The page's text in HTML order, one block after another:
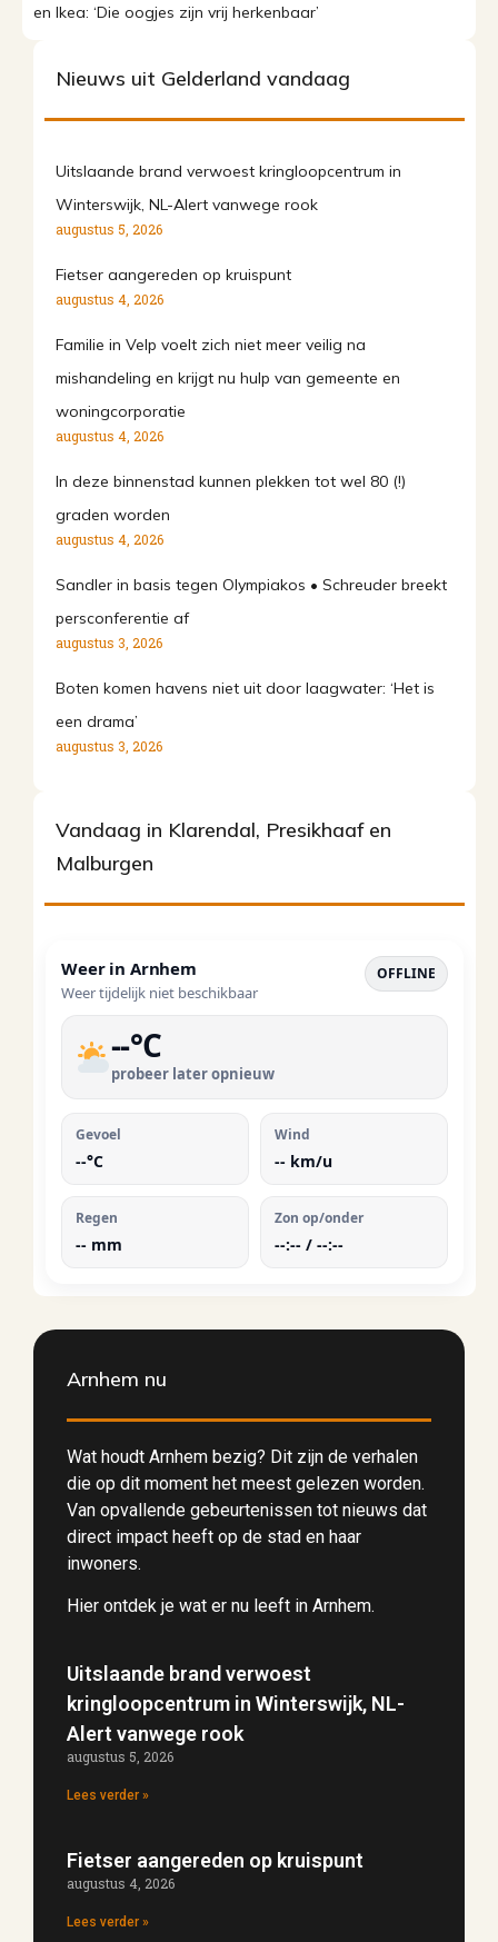
en Ikea: ‘Die oogjes zijn vrij herkenbaar’
Nieuws uit Gelderland vandaag
Uitslaande brand verwoest kringloopcentrum in
Winterswijk, NL-Alert vanwege rook
augustus 5, 2026
Fietser aangereden op kruispunt
augustus 4, 2026
Familie in Velp voelt zich niet meer veilig na
mishandeling en krijgt nu hulp van gemeente en
woningcorporatie
augustus 4, 2026
In deze binnenstad kunnen plekken tot wel 80 (!)
graden worden
augustus 4, 2026
Sandler in basis tegen Olympiakos • Schreuder breekt
persconferentie af
augustus 3, 2026
Boten komen havens niet uit door laagwater: ‘Het is
een drama’
augustus 3, 2026
Vandaag in Klarendal, Presikhaaf en
Malburgen
Weer in Arnhem
Weer tijdelijk niet beschikbaar
OFFLINE
--°C
probeer later opnieuw
Gevoel
--°C
Wind
-- km/u
Regen
-- mm
Zon op/onder
--:-- / --:--
Arnhem nu
Wat houdt Arnhem bezig? Dit zijn de verhalen
die op dit moment het meest gelezen worden.
Van opvallende gebeurtenissen tot nieuws dat
direct impact heeft op de stad en haar
inwoners.
Hier ontdek je wat er nu leeft in Arnhem.
Uitslaande brand verwoest
kringloopcentrum in Winterswijk, NL-
Alert vanwege rook
augustus 5, 2026
Lees verder »
Fietser aangereden op kruispunt
augustus 4, 2026
Lees verder »